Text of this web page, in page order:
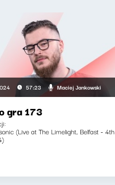
57:23 Maciej Jankowski
gra 173
(Live at The Limelight, Belfast - 4th